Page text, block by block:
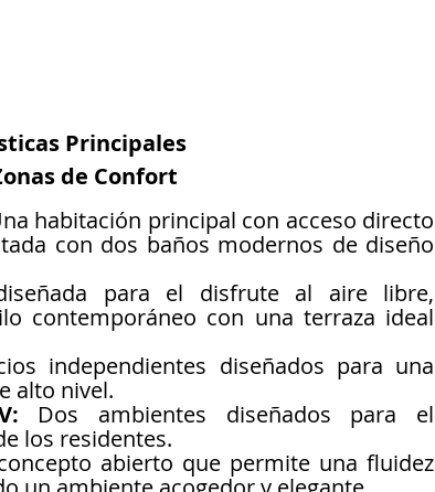
Principales
de Confort
habitación principal con acceso directo
con dos baños modernos de diseño
para el disfrute al aire libre,
contemporáneo con una terraza ideal
independientes diseñados para una
alto nivel.
Dos ambientes diseñados para el
los residentes.
abierto que permite una fluidez